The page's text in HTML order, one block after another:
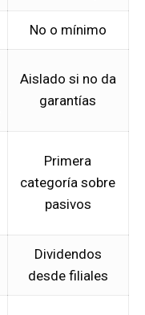
No o mínimo
Aislado si no da
garantías
Primera
categoría sobre
pasivos
Dividendos
desde filiales